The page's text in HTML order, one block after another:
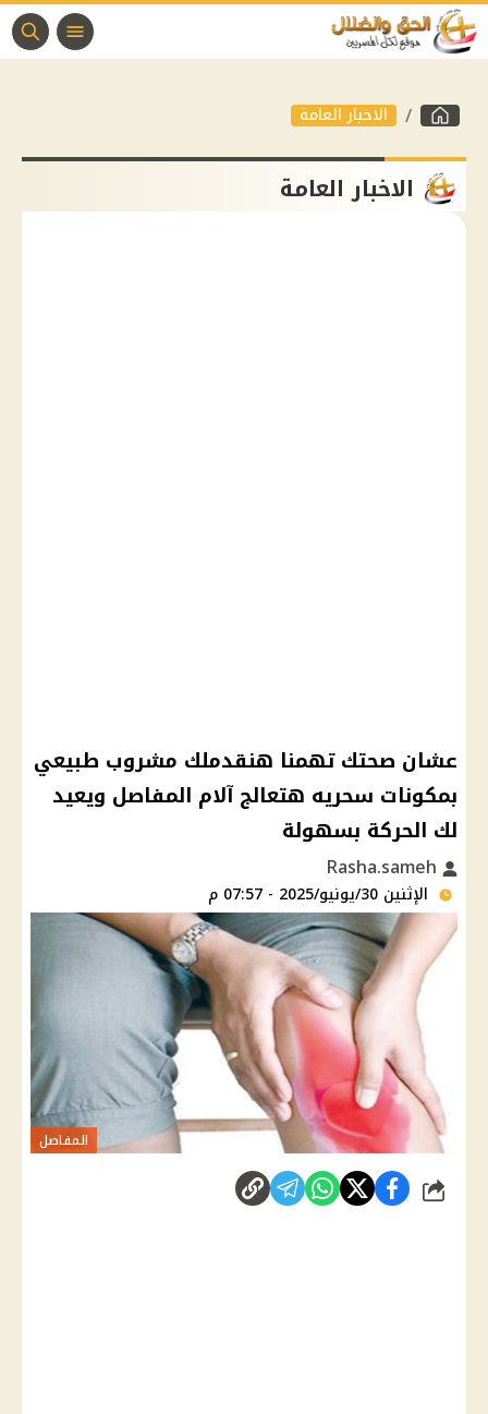
الاخبار العامة
الاخبار العامة
عشان صحتك تهمنا هنقدملك مشروب طبيعي
بمكونات سحريه هتعالج آلام المفاصل ويعيد
لك الحركة بسهولة
الإثنين 30/يونيو/2025 - 07:57 م
المفاصل
شارك